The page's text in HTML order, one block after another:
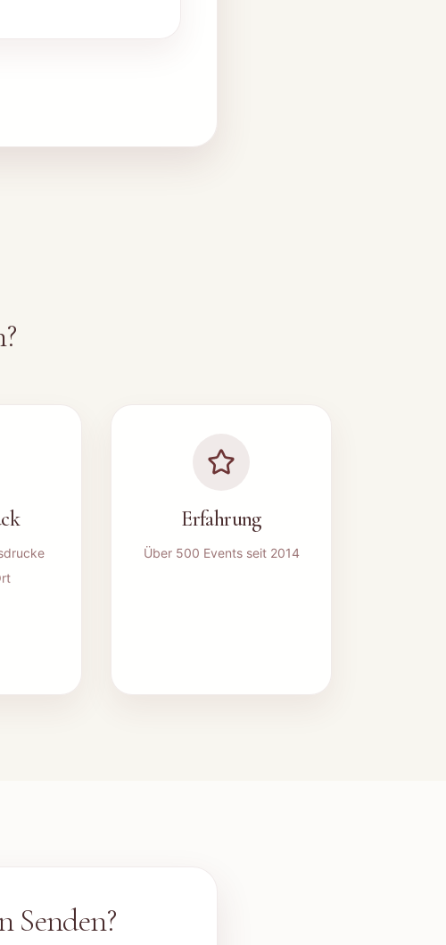
?
Erfahrung
Über 500 Events seit 2014
Senden?